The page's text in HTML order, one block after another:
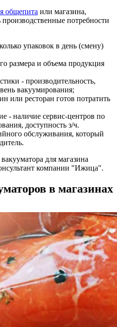
общепита или магазина,
производственные потребности
упаковок в день (смену)
размера и объема продукция
- производительность,
вакуумирования;
или ресторан готов потратить
- наличие сервис-центров по
доступность з/ч.
обслуживания, который
для магазина
компании "Ижица".
в магазинах